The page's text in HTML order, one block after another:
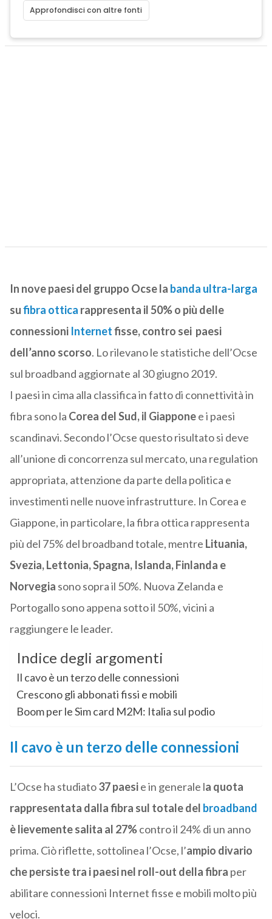
Approfondisci con altre fonti
In nove paesi del gruppo Ocse la banda ultra-larga
sufibra ottica rappresenta il 50% o più delle
connessioni Internetfisse, contro sei paesi
dell’anno scorso. Lo rilevano le statistiche dell’Ocse
sul broadband aggiornate al 30 giugno 2019.
I paesi in cima alla classifica in fatto di connettività in
fibra sono la Corea del Sud, il Giapponee i paesi
scandinavi. Secondo l’Ocse questo risultato si deve
all’unione di concorrenza sul mercato, una regulation
appropriata, attenzione da parte della politica e
investimenti nelle nuove infrastrutture. In Corea e
Giappone, in particolare, la fibra ottica rappresenta
più del 75% del broadband totale, mentre Lituania,
Svezia, Lettonia, Spagna, Islanda, Finlanda e
Norvegia sono sopra il 50%. Nuova Zelanda e
Portogallo sono appena sotto il 50%, vicini a
raggiungere le leader.
Indice degli argomenti
Il cavo è un terzo delle connessioni
Crescono gli abbonati fissi e mobili
Boom per le Sim card M2M: Italia sul podio
Il cavo è un terzo delle connessioni
L’Ocse ha studiato37 paesie in generale la quota
rappresentata dalla fibra sul totale del broadband
è lievemente salita al 27%contro il 24% di un anno
prima. Ciò riflette, sottolinea l’Ocse, l’ampio divario
che persiste tra i paesi nel roll-out della fibra per
abilitare connessioni Internet fisse e mobili molto più
veloci.